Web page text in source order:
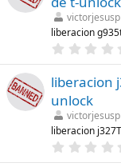
liberacion
liberacion
unlock
liberacion